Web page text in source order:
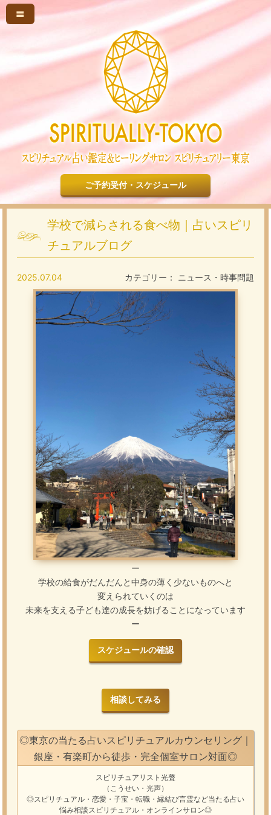
〓
ご予約受付・スケジュール
学校で減らされる食べ物｜占いスピリ
チュアルブログ
カテゴリー： ニュース・時事問題
2025.07.04
ー
学校の給食がだんだんと中身の薄く少ないものへと
変えられていくのは
未来を支える子ども達の成長を妨げることになっています
ー
スケジュールの確認
相談してみる
◎東京の当たる占いスピリチュアルカウンセリング｜
銀座・有楽町から徒歩・完全個室サロン対面◎
スピリチュアリスト光聲
（こうせい・光声）
◎スピリチュアル・恋愛・子宝・転職・縁結び言霊など当たる占い
悩み相談スピリチュアル・オンラインサロン◎